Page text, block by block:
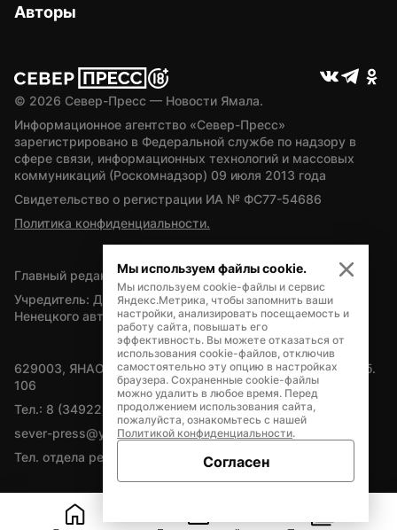
Авторы
© 2026 Север-Пресс — Новости Ямала.
Информационное агентство «Север-Пресс»
зарегистрировано в Федеральной службе по надзору в
сфере связи, информационных технологий и массовых
коммуникаций (Роскомнадзор) 09 июля 2013 года
Свидетельство о регистрации ИА № ФС77-54686
Политика конфиденциальности.
Главный редактор — А.Л. Поздеев
Учредитель: Департамент внутренней политики Ямало-
Ненецкого автономного округа
629003, ЯНАО, Салехард, мкр. Богдана Кнунянца, д.1, каб.
106
Тел.: 8 (34922) 71262
sever-press@yamal-media.ru
Тел. отдела рекламы: 8 (34922) 42728
Мы используем файлы cookie.
Мы используем cookie-файлы и сервис
Яндекс.Метрика, чтобы запомнить ваши
настройки, анализировать посещаемость и
работу сайта, повышать его
эффективность. Вы можете отказаться от
использования cookie-файлов, отключив
самостоятельно эту опцию в настройках
браузера. Сохраненные cookie-файлы
можно удалить в любое время. Перед
продолжением использования сайта,
пожалуйста, ознакомьтесь с нашей
Политикой конфиденциальности.
Согласен